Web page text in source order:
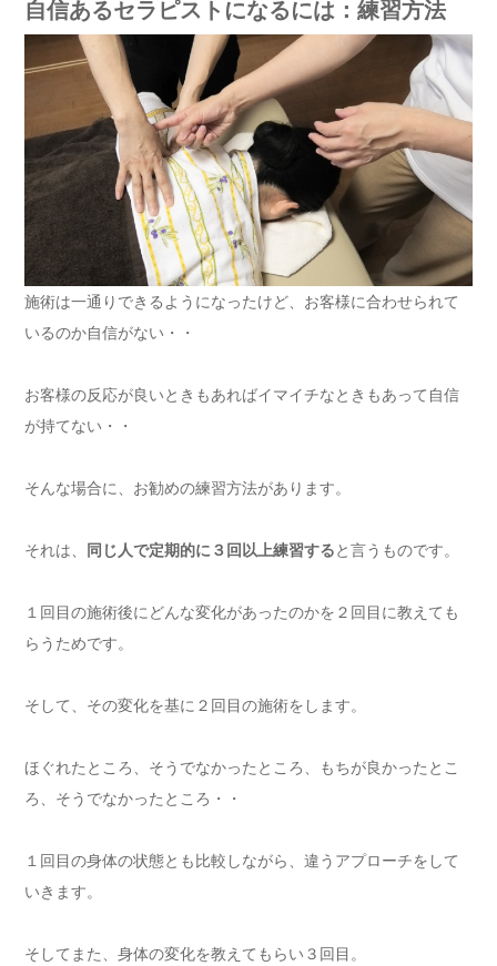
自信あるセラピストになるには：練習方法
施術は一通りできるようになったけど、お客様に合わせられて
いるのか自信がない・・
お客様の反応が良いときもあればイマイチなときもあって自信
が持てない・・
そんな場合に、お勧めの練習方法があります。
それは、 同じ人で定期的に３回以上練習すると言うものです。
１回目の施術後にどんな変化があったのかを２回目に教えても
らうためです。
そして、その変化を基に２回目の施術をします。
ほぐれたところ、そうでなかったところ、もちが良かったとこ
ろ、そうでなかったところ・・
１回目の身体の状態とも比較しながら、違うアプローチをして
いきます。
そしてまた、身体の変化を教えてもらい３回目。